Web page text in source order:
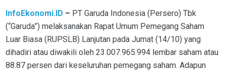
InfoEkonomi.ID – PT Garuda Indonesia (Persero) Tbk
(“Garuda”) melaksanakan Rapat Umum Pemegang Saham
Luar Biasa (RUPSLB) Lanjutan pada Jumat (14/10) yang
dihadiri atau diwakili oleh 23.007.965.994 lembar saham atau
88.87 persen dari keseluruhan pemegang saham. Adapun